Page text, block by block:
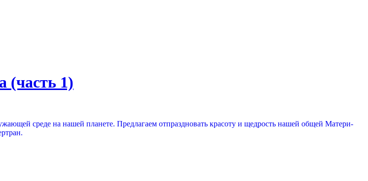
(часть 1)
среде на нашей планете. Предлагаем отпраздновать красоту и щедрость нашей общей Матери-